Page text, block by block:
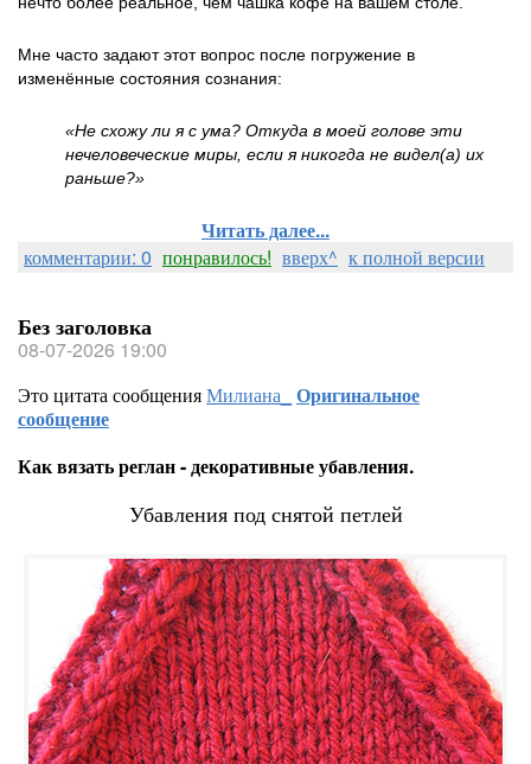
Мне часто задают этот вопрос после погружение в
изменённые состояния сознания:
«Не схожу ли я с ума? Откуда в моей голове эти
нечеловеческие миры, если я никогда не видел(а) их
раньше?»
Читать далее...
комментарии: 0 понравилось! вверх^ к полной версии
Без заголовка
08-07-2026 19:00
Это цитата сообщенияМилиана_ Оригинальное
сообщение
Как вязать реглан - декоративные убавления.
Убавления под снятой петлей